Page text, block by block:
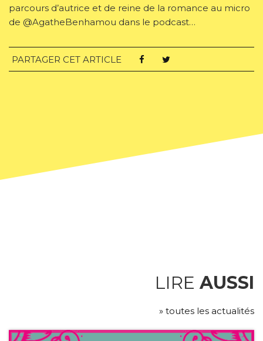
parcours d’autrice et de reine de la romance au micro
de @AgatheBenhamou dans le podcast…
PARTAGER CET ARTICLE
LIRE AUSSI
» toutes les actualités